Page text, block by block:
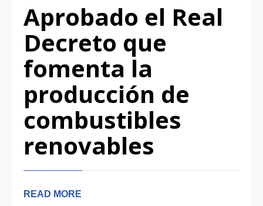
Aprobado el Real
Decreto que
fomenta la
producción de
combustibles
renovables
READ MORE